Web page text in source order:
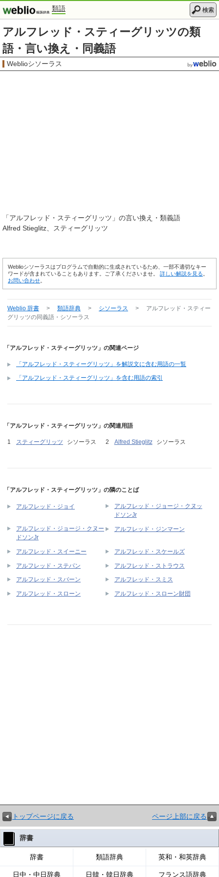
類語 検索
アルフレッド・スティーグリッツの類
語・言い換え・同義語
Weblioシソーラス
「アルフレッド・スティーグリッツ 」の言い換え・類義語
Alfred Stieglitz
スティーグリッツ
Weblioシソーラスはプログラムで自動的に生成されているため、一部不適切なキー
ワードが含まれていることもあります。ご了承くださいませ。 詳しい解説を見る
お問い合わせ
Weblio 辞書 > 類語辞典 > シソーラス >
アルフレッド・スティー
グリッツの同義語・シソーラス
「アルフレッド・スティーグリッツ」の関連ページ
「アルフレッド・スティーグリッツ」を解説文に含む用語の一覧
「アルフレッド・スティーグリッツ」を含む用語の索引
「アルフレッド・スティーグリッツ」の関連用語
スティーグリッツ シソーラス Alfred Stieglitz シソーラス
「アルフレッド・スティーグリッツ」の隣のことば
アルフレッド・ジョイ
アルフレッド・ジョージ・クヌッ
ドソンJr
アルフレッド・ジョージ・クヌー
ドソンJr
アルフレッド・ジンマーン
アルフレッド・スイーニー アルフレッド・スケールズ
アルフレッド・ステパン アルフレッド・ストラウス
アルフレッド・スバーン アルフレッド・スミス
アルフレッド・スローン アルフレッド・スローン財団
トップページに戻る ページ上部に戻る
辞書
辞書 類語辞典 英和・和英辞典
日中・中日辞典 日韓・韓日辞典 フランス語辞典